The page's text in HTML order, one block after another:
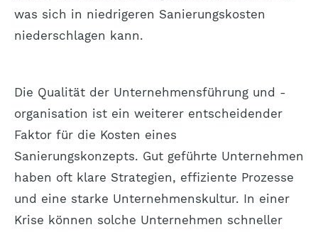
was sich in niedrigeren Sanierungskosten
niederschlagen kann.
Die Qualität der Unternehmensführung und -
organisation ist ein weiterer entscheidender
Faktor für die Kosten eines
Sanierungskonzepts. Gut geführte Unternehmen
haben oft klare Strategien, effiziente Prozesse
und eine starke Unternehmenskultur. In einer
Krise können solche Unternehmen schneller